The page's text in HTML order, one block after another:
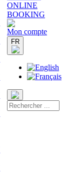
ONLINE
BOOKING
Mon compte
FR